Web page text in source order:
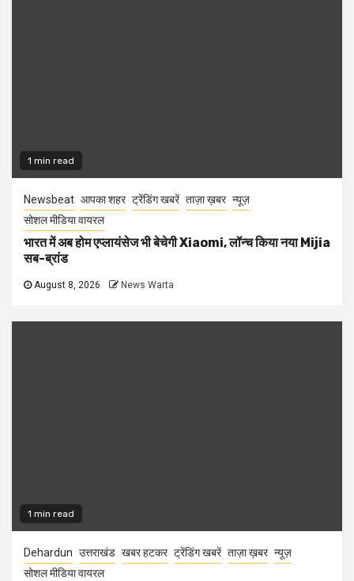
1 min read
Newsbeat आपका शहर ट्रेंडिंग खबरें ताज़ा ख़बर न्यूज़
सोशल मीडिया वायरल
भारत में अब होम एप्लायंसेज भी बेचेगी Xiaomi, लॉन्च किया नया Mijia
सब-ब्रांड
August 8, 2026 News Warta
1 min read
Dehardun उत्तराखंड खबर हटकर ट्रेंडिंग खबरें ताज़ा ख़बर न्यूज़
सोशल मीडिया वायरल